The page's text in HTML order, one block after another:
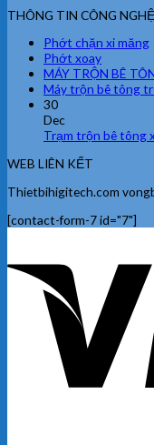
THÔNG TIN CÔNG NGHỆ
Phớt chặn xi măng
Phớt xoay
MÁY TRỘN BÊ
Máy trộn bê tông
30
Dec
Trạm trộn bê tông
WEB LIÊN KẾT
Thietbihigitech.com
[contact-form-7 id="7"]